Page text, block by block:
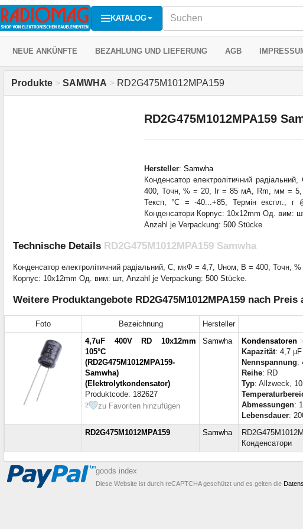
KATALOG
NEUE ANKÜNFTE BEZAHLUNG UND LIEFERUNG AGB
Produkte > SAMWHA > RD2G475M1012MPA159
RD2G475M1012MPA159
Hersteller: Samwha
Конденсатор електролітичний
400, Точн, % = 20, Ir = 85 мА, Rm, мм = 5,
Тексп, °С = -40...+85, Термін експл., г
Конденсатори Корпус: 10x12mm Од. вим:
Anzahl je Verpackung: 500 Stücke
Technische Details RD2G475M1012MPA159 Samwha
Конденсатор електролітичний радіальний, С, мкФ = 4,7, Uном, В = 400,
Корпус: 10x12mm Од. вим: шт, Anzahl je Verpackung: 500 Stücke.
Weitere Produktangebote RD2G475M1012MPA159 nach Preis
Foto Bezeichnung Hersteller
4,7uF 400V RD 10x12mm
105°C
(RD2G475M1012MPA159-
Samwha)
(Elektrolytkondensator)
Produktcode: 182627
2 zu Favoriten hinzufügen
Samwha Kondensatoren >
Kapazität: 4,7 µF
Nennspannung:
Reihe: RD
Typ: Allzweck,
Abmessungen:
Lebensdauer:
RD2G475M1012MPA159 Samwha
Конденсатори
goods index
Diese Website ist durch reCAPTCHA geschützt und es gelten die